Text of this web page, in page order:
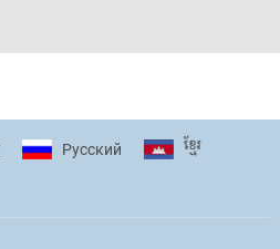
Trẻ em Đông Á cùng kiến tạo
Pусский ខ្មែរ